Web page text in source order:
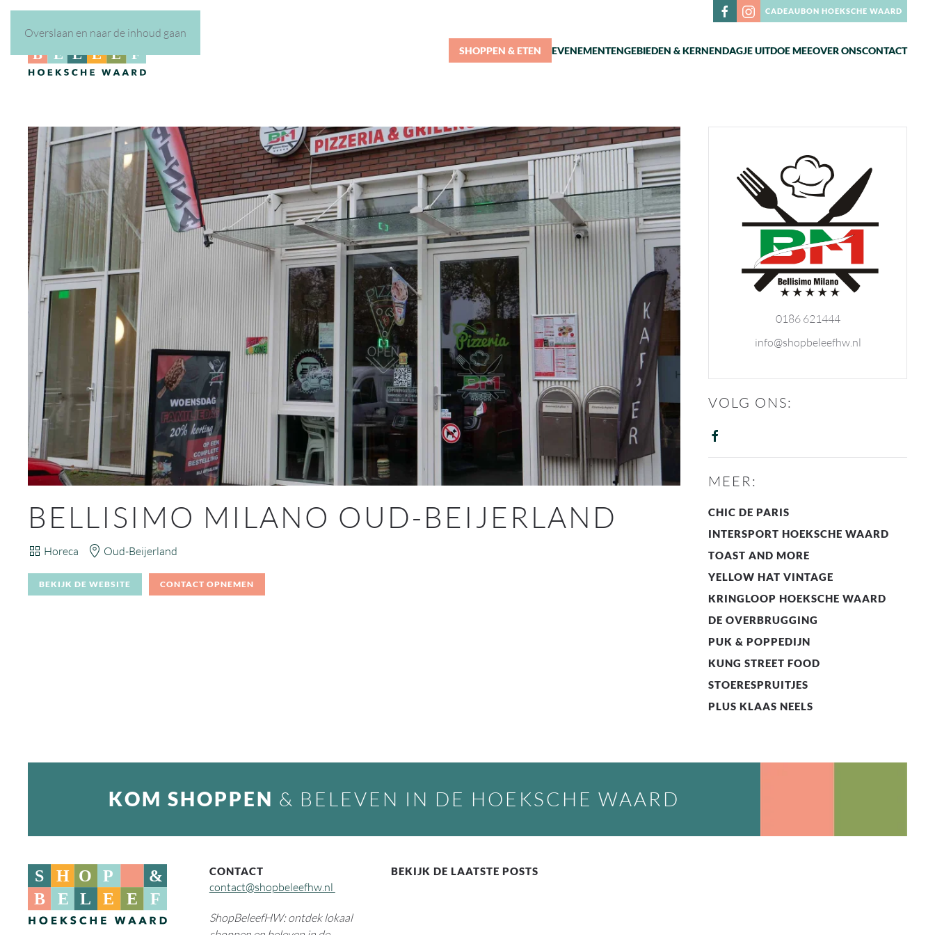
Overslaan en naar de inhoud gaan
CADEAUBON HOEKSCHE WAARD
SHOPPEN & ETEN EVENEMENTENGEBIEDEN & KERNENDAGJE UITDOE MEEOVER ONSCONTACT
BELLISIMO MILANO OUD-BEIJERLAND
Horeca Oud-Beijerland
BEKIJK DE WEBSITE CONTACT OPNEMEN
0186 621444
info@shopbeleefhw.nl
VOLG ONS:
MEER:
CHIC DE PARIS
INTERSPORT HOEKSCHE WAARD
TOAST AND MORE
YELLOW HAT VINTAGE
KRINGLOOP HOEKSCHE WAARD
DE OVERBRUGGING
PUK & POPPEDIJN
KUNG STREET FOOD
STOERESPRUITJES
PLUS KLAAS NEELS
KOM SHOPPEN & BELEVEN IN DE HOEKSCHE WAARD
CONTACT
contact@shopbeleefhw.nl
ShopBeleefHW: ontdek lokaal
BEKIJK DE LAATSTE POSTS